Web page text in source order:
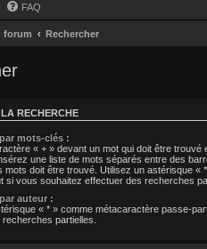
FAQ
forum Rechercher
RECHERCHE
mots-clés :
« + » devant un mot qui doit être trouvé
une liste de mots séparés entre des
mots doit être trouvé. Utilisez un astérisque «
si vous souhaitez effectuer des recherches
auteur :
« * » comme métacaractère passe-
partielles.